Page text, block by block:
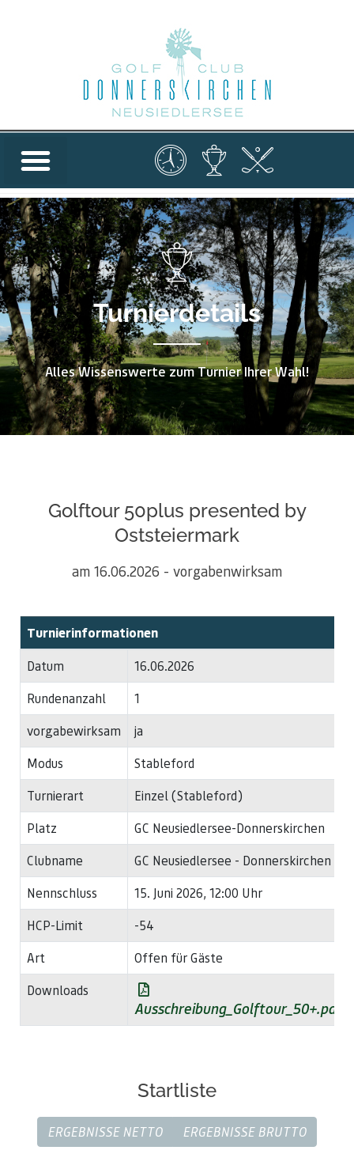
Turnierdetails
Alles Wissenswerte zum Turnier Ihrer Wahl!
Golftour 50plus presented by
Oststeiermark
am 16.06.2026 - vorgabenwirksam
Turnierinformationen
Datum
16.06.2026
Rundenanzahl
1
vorgabewirksam
ja
Modus
Stableford
Turnierart
Einzel (Stableford)
Platz
GC Neusiedlersee-Donnerskirchen
Clubname
GC Neusiedlersee - Donnerskirchen
Nennschluss
15. Juni 2026, 12:00 Uhr
HCP-Limit
-54
Art
Offen für Gäste
Downloads
Ausschreibung_Golftour_50+.pdf
Startliste
ERGEBNISSE NETTO ERGEBNISSE BRUTTO